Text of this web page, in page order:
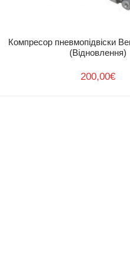
Компресор пневмопідвіски
(Відновлення)
200,00€